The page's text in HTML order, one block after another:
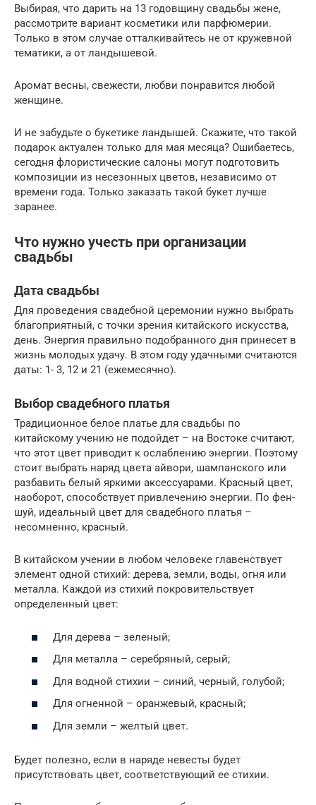
Выбирая, что дарить на 13 годовщину свадьбы жене,
рассмотрите вариант косметики или парфюмерии.
Только в этом случае отталкивайтесь не от кружевной
тематики, а от ландышевой.
Аромат весны, свежести, любви понравится любой
женщине.
И не забудьте о букетике ландышей. Скажите, что такой
подарок актуален только для мая месяца? Ошибаетесь,
сегодня флористические салоны могут подготовить
композиции из несезонных цветов, независимо от
времени года. Только заказать такой букет лучше
заранее.
Что нужно учесть при организации
свадьбы
Дата свадьбы
Для проведения свадебной церемонии нужно выбрать
благоприятный, с точки зрения китайского искусства,
день. Энергия правильно подобранного дня принесет в
жизнь молодых удачу. В этом году удачными считаются
даты: 1- 3, 12 и 21 (ежемесячно).
Выбор свадебного платья
Традиционное белое платье для свадьбы по
китайскому учению не подойдет – на Востоке считают,
что этот цвет приводит к ослаблению энергии. Поэтому
стоит выбрать наряд цвета айвори, шампанского или
разбавить белый яркими аксессуарами. Красный цвет,
наоборот, способствует привлечению энергии. По фен-
шуй, идеальный цвет для свадебного платья –
несомненно, красный.
В китайском учении в любом человеке главенствует
элемент одной стихий: дерева, земли, воды, огня или
металла. Каждой из стихий покровительствует
определенный цвет:
Для дерева – зеленый;
Для металла – серебряный, серый;
Для водной стихии – синий, черный, голубой;
Для огненной – оранжевый, красный;
Для земли – желтый цвет.
Будет полезно, если в наряде невесты будет
присутствовать цвет, соответствующий ее стихии.